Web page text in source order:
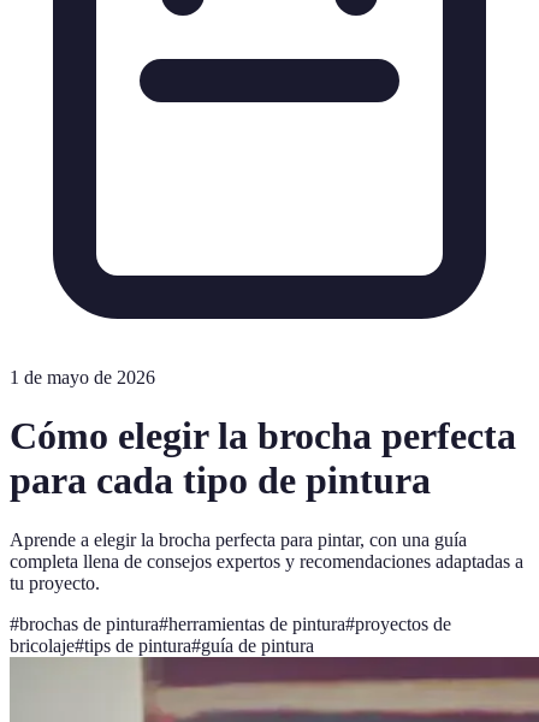
1 de mayo de 2026
Cómo elegir la brocha perfecta
para cada tipo de pintura
Aprende a elegir la brocha perfecta para pintar, con una guía
completa llena de consejos expertos y recomendaciones adaptadas a
tu proyecto.
#brochas de pintura#herramientas de pintura#proyectos de
bricolaje#tips de pintura#guía de pintura